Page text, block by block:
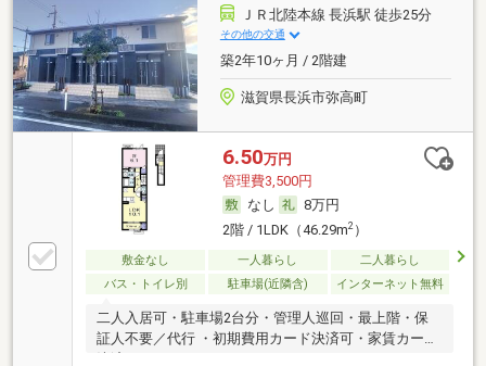
チンがある2DKの間取りです。住みやすさが満載でイ
チオシのアパートはこちらです。
ＪＲ北陸本線 長浜駅 徒歩25分
その他の交通
築2年10ヶ月 / 2階建
滋賀県長浜市弥高町
6.50万円
管理費3,500円
なし
8万円
2階 / 1LDK（46.29m2）
敷金なし 一人暮らし
二人暮らし
バス・トイレ別
駐車場(近隣含) インターネット無料
二人入居可・駐車場2台分・管理人巡回・最上階・保
証人不要／代行 ・初期費用カード決済可・家賃カード